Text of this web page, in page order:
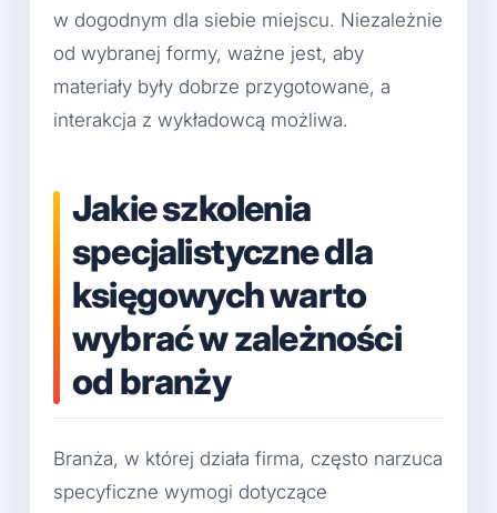
w dogodnym dla siebie miejscu. Niezależnie
od wybranej formy, ważne jest, aby
materiały były dobrze przygotowane, a
interakcja z wykładowcą możliwa.
Jakie szkolenia
specjalistyczne dla
księgowych warto
wybrać w zależności
od branży
Branża, w której działa firma, często narzuca
specyficzne wymogi dotyczące